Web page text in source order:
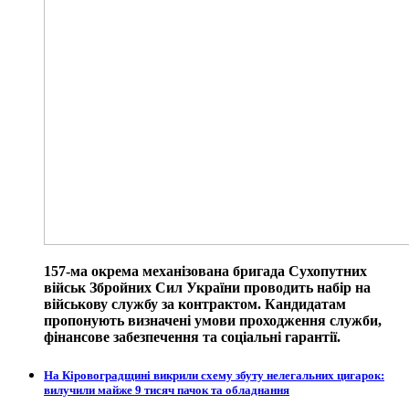
157-ма окрема механізована бригада Сухопутних
військ Збройних Сил України проводить набір на
військову службу за контрактом. Кандидатам
пропонують визначені умови проходження служби,
фінансове забезпечення та соціальні гарантії.
На Кіровоградщині викрили схему збуту нелегальних цигарок:
вилучили майже 9 тисяч пачок та обладнання